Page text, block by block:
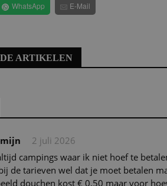
WhatsApp E-Mail
ARTIKELEN
2 juli 2026
campings waar ik niet hoef te
de tarieven wel dat je moet betalen
douchen kost € 0,50 maar voor